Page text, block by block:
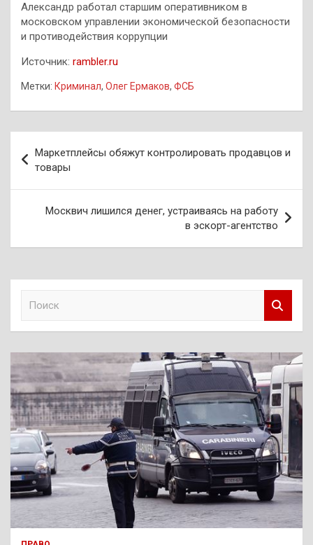
Александр работал старшим оперативником в
московском управлении экономической безопасности
и противодействия коррупции
Источник: rambler.ru
Метки: Криминал, Олег Ермаков, ФСБ
по
записям
Маркетплейсы обяжут контролировать продавцов и
товары
Москвич лишился денег, устраиваясь на работу
в эскорт-агентство
к